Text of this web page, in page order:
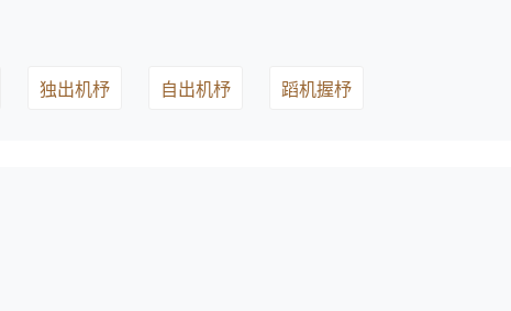
独出机杼 自出机杼 蹈机握杼